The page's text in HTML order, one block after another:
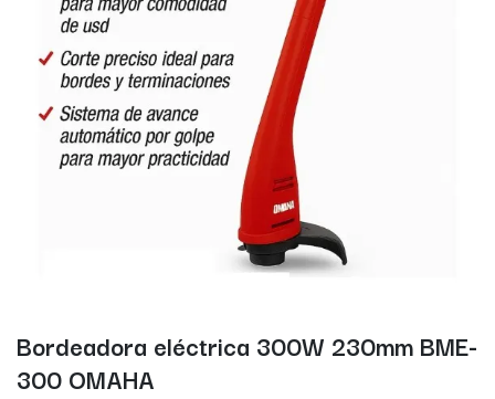
Bordeadora eléctrica 300W 230mm BME-
300 OMAHA